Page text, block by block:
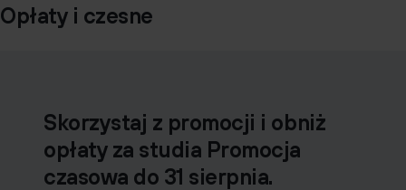
Opłaty i czesne
Skorzystaj z promocji i obniż
opłaty za studia Promocja
czasowa do 31 sierpnia.